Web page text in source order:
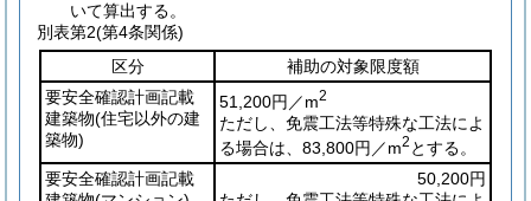
いて算出する。
別表第2(第4条関係)
区分
補助の対象限度額
要安全確認計画記載
建築物(住宅以外の建
築物)
51,200円／m2
ただし、免震工法等特殊な工法によ
る場合は、83,800円／m2 とする。
要安全確認計画記載
50,200円